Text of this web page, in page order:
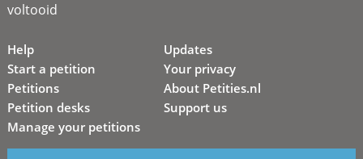
voltooid
Help
Start a petition
Petitions
Petition desks
Manage your petitions
Updates
Your privacy
About Petities.nl
Support us